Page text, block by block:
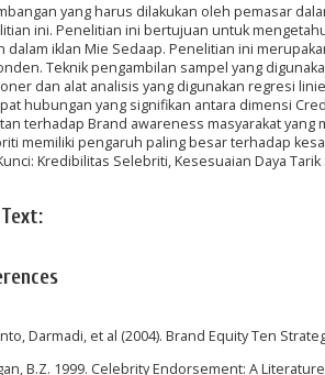
yang harus dilakukan oleh pemasar
ini. Penelitian ini bertujuan untuk
dalam iklan Mie Sedaap. Penelitian ini
Teknik pengambilan sampel yang
dan alat analisis yang digunakan regresi
hubungan yang signifikan antara dimensi
terhadap Brand awareness masyarakat yang
memiliki pengaruh paling besar terhadap
Kredibilitas Selebriti, Kesesuaian Daya
Darmadi, et al (2004). Brand Equity Ten
B.Z. 1999. Celebrity Endorsement: A